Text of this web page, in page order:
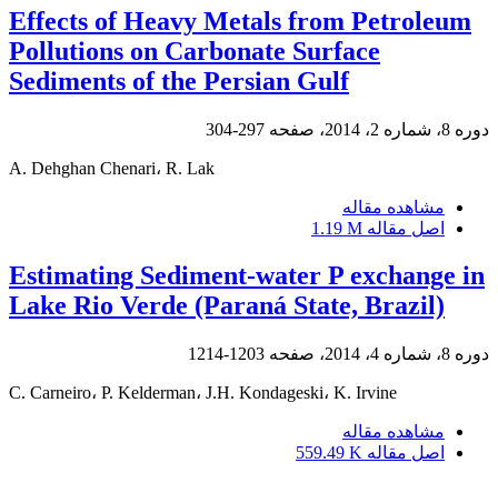
Effects of Heavy Metals from Petroleum
Pollutions on Carbonate Surface
Sediments of the Persian Gulf
دوره 8، شماره 2، 2014، صفحه 297-304
A. Dehghan Chenari، R. Lak
مشاهده مقاله
اصل مقاله 1.19 M
Estimating Sediment-water P exchange in
Lake Rio Verde (Paraná State, Brazil)
دوره 8، شماره 4، 2014، صفحه 1203-1214
C. Carneiro، P. Kelderman، J.H. Kondageski، K. Irvine
مشاهده مقاله
اصل مقاله 559.49 K